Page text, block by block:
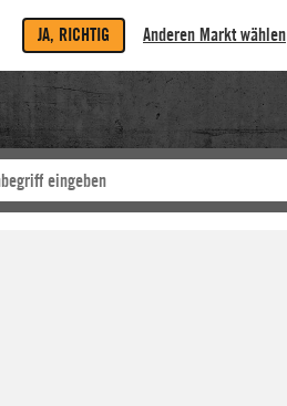
JA, RICHTIG Anderen Markt wählen